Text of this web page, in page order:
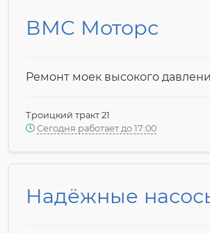
ВМС Моторс
Ремонт моек высокого
Троицкий тракт 21
Сегодня работает до 17:00
Надёжные